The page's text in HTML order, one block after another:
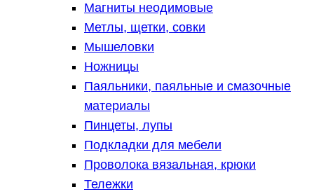
Магниты неодимовые
Метлы, щетки, совки
Мышеловки
Ножницы
Паяльники, паяльные и смазочные
материалы
Пинцеты, лупы
Подкладки для мебели
Проволока вязальная, крюки
Тележки